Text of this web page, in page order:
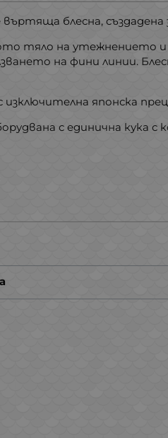
въртяща блесна,
тяло на утежнението
на фини линии.
изключителна японска
с единична кука с